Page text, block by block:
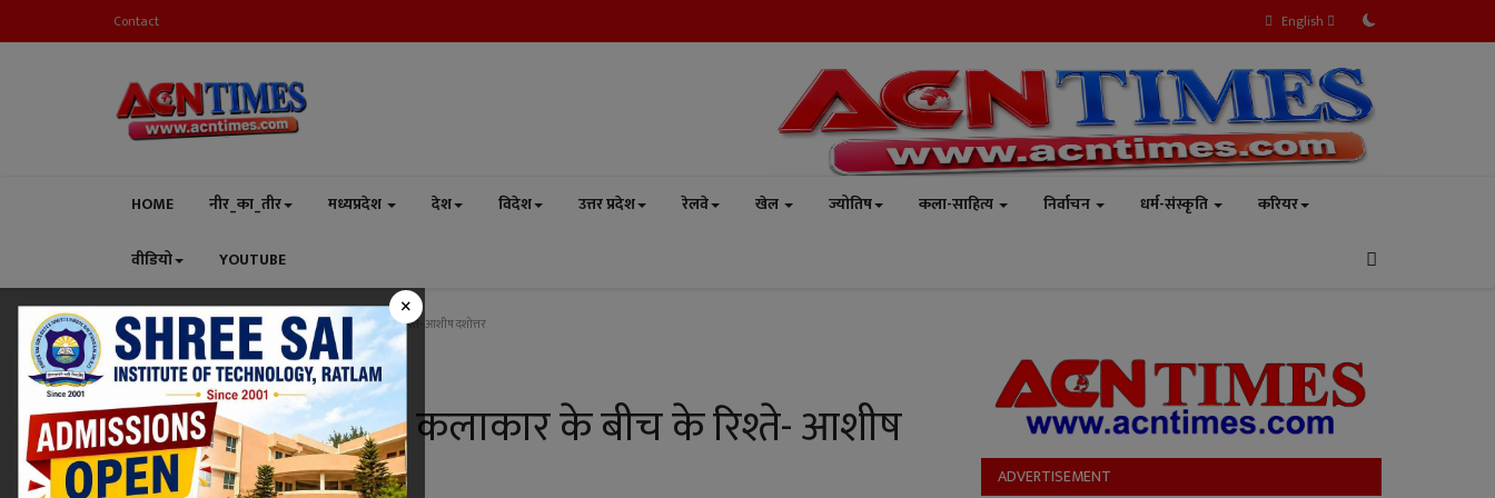
Contact English
HOME नीर_का_तीर मध्यप्रदेश देश विदेश उत्तर प्रदेश रेलवे खेल ज्योतिष कला-साहित्य निर्वाचन धर्म-संस्कृति करियर
वीडियो YOUTUBE
×
Home गेस्ट रिपोर्टर प्रसंगवश : कला और कलाकार के बीच के रिश्ते- आशीष दशोत्तर
गेस्ट रिपोर्टर
प्रसंगवश : कला और कलाकार के बीच के रिश्ते- आशीष
दशोत्तर ADVERTISEMENT